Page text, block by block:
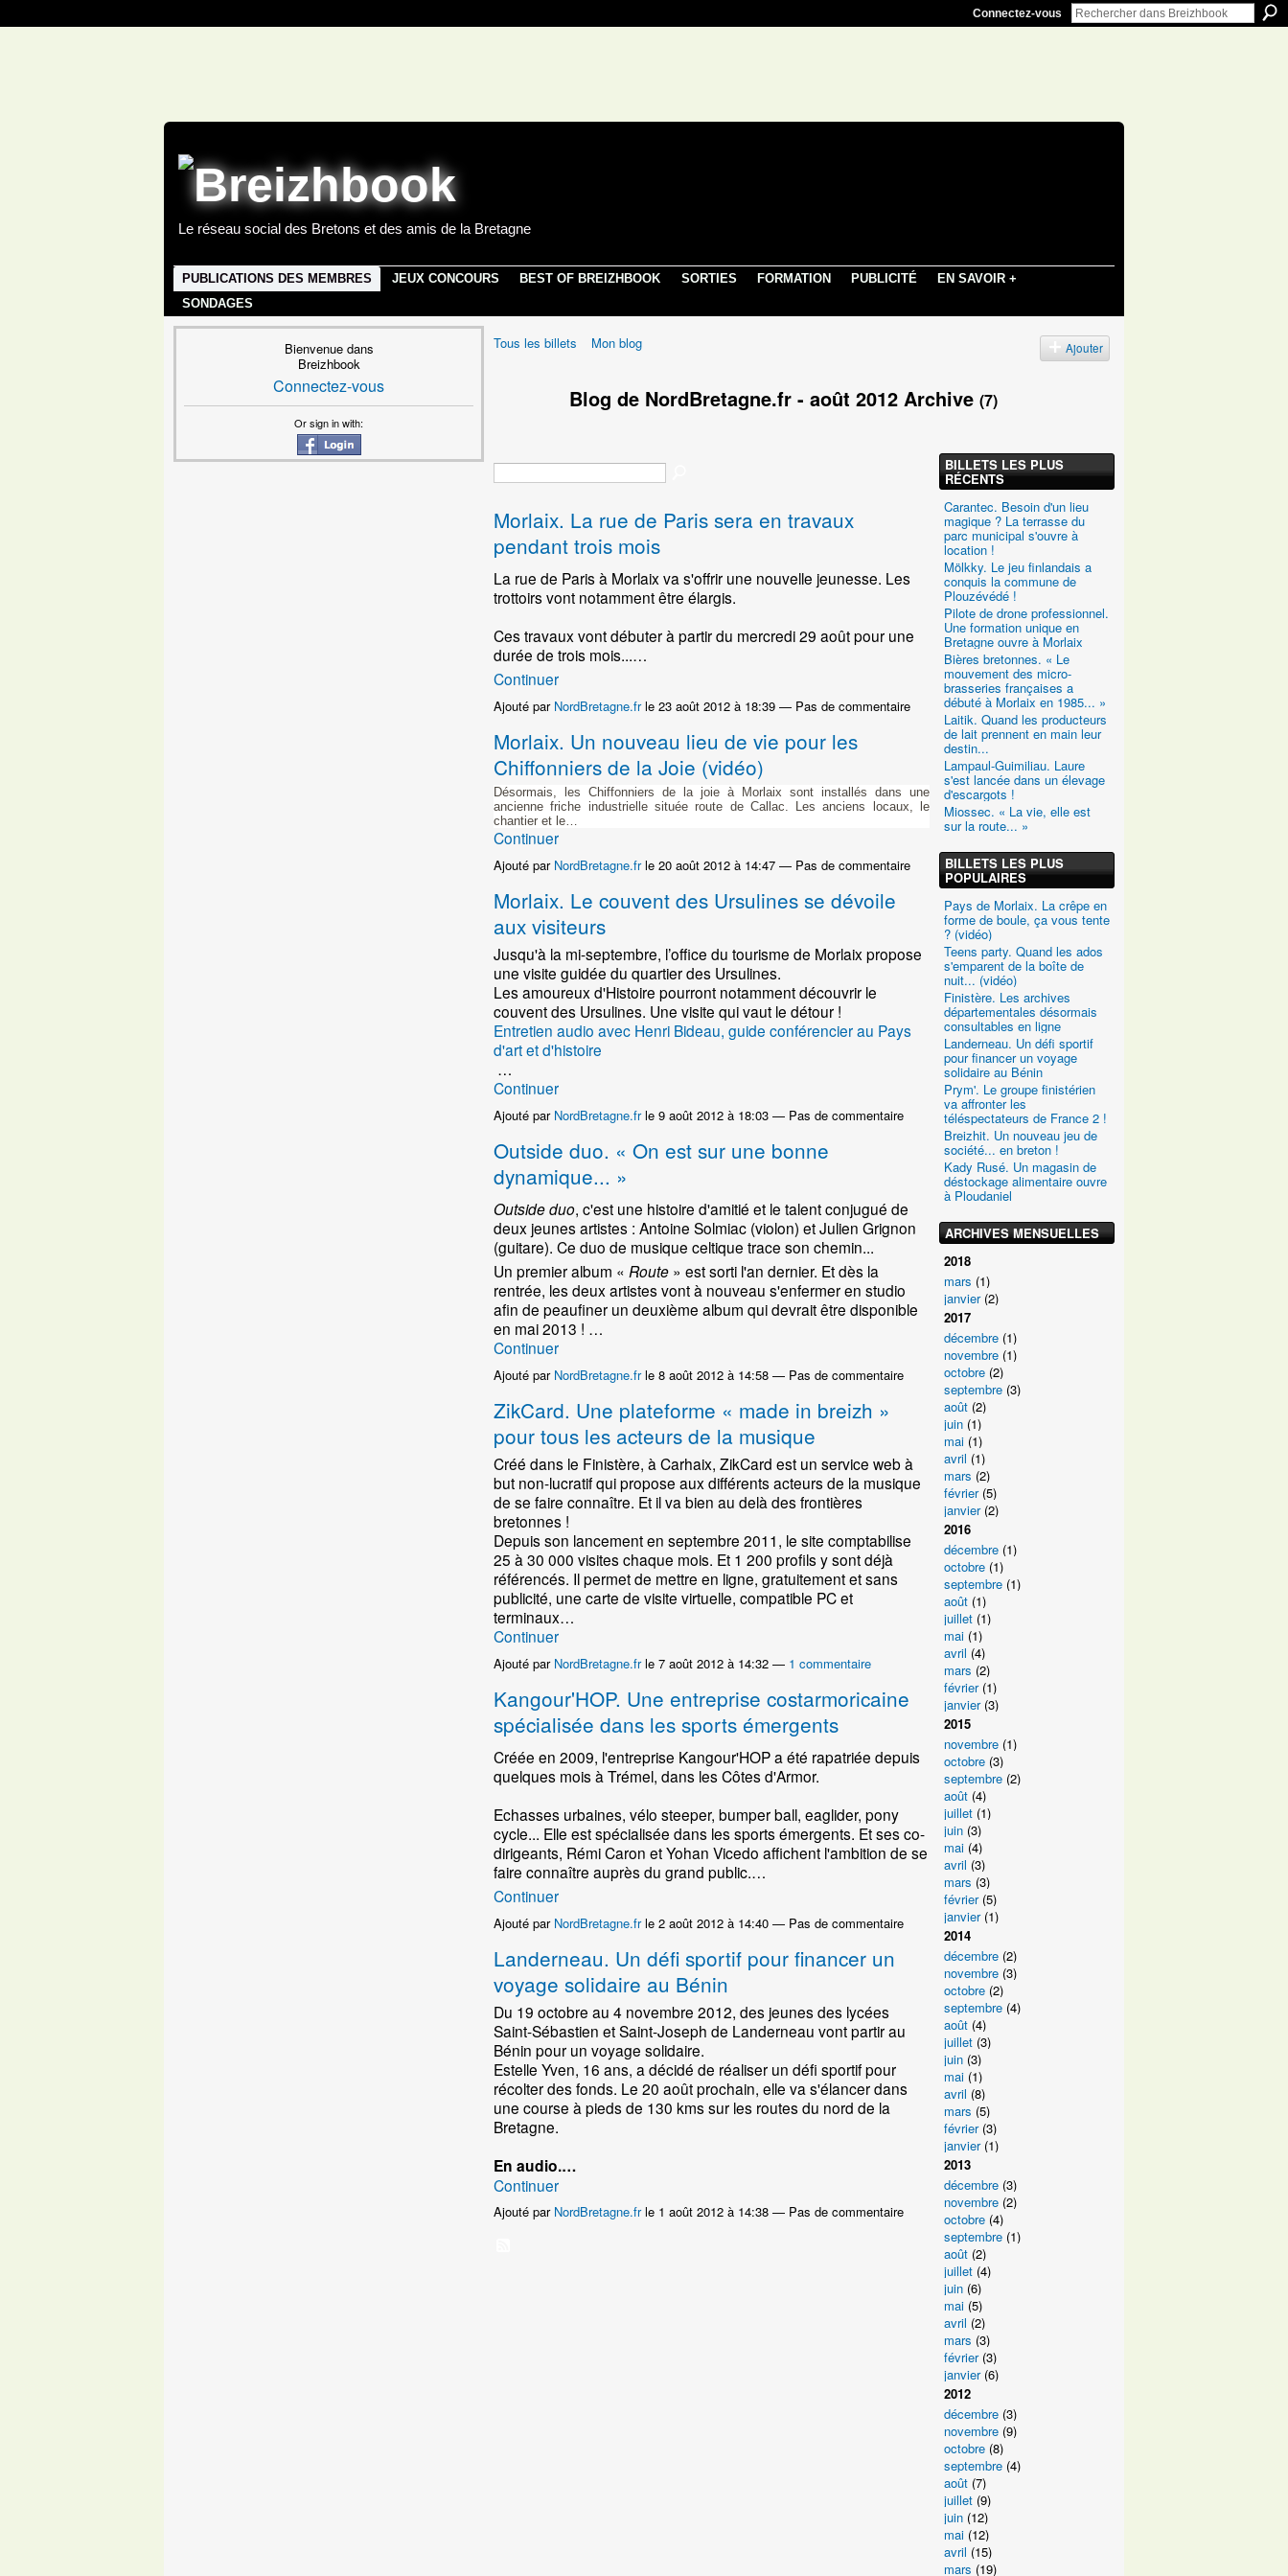
Connectez-vous
Le réseau social des Bretons et des amis de la Bretagne
PUBLICATIONS DES MEMBRES JEUX CONCOURS BEST OF BREIZHBOOK SORTIES FORMATION PUBLICITÉ
EN SAVOIR +
SONDAGES
Bienvenue dans
Breizhbook
Connectez-vous
Or sign in with:
Tous les billets Mon blog Ajouter
Blog de NordBretagne.fr - août 2012 Archive (7)
Morlaix. La rue de Paris sera en travaux
pendant trois mois
La rue de Paris à Morlaix va s'offrir une nouvelle jeunesse. Les
trottoirs vont notamment être élargis.
Ces travaux vont débuter à partir du mercredi 29 août pour une
durée de trois mois...…
Continuer
Ajouté par NordBretagne.frle 23 août 2012 à 18:39 — Pas de commentaire
Morlaix. Un nouveau lieu de vie pour les
Chiffonniers de la Joie (vidéo)
Désormais, les Chiffonniers de la joie à Morlaix sont installés dans une
ancienne friche industrielle située route de Callac. Les anciens locaux, le
chantier et le…
Continuer
Ajouté par NordBretagne.frle 20 août 2012 à 14:47 — Pas de commentaire
Morlaix. Le couvent des Ursulines se dévoile
aux visiteurs
Jusqu'à la mi-septembre, l’office du tourisme de Morlaix propose
une visite guidée du quartier des Ursulines.
Les amoureux d'Histoire pourront notamment découvrir le
couvent des Ursulines. Une visite qui vaut le détour !
Entretien audio avec Henri Bideau, guide conférencier au Pays
d'art et d'histoire
…
Continuer
Ajouté par NordBretagne.frle 9 août 2012 à 18:03 — Pas de commentaire
Outside duo. « On est sur une bonne
dynamique... »
Outside duo, c'est une histoire d'amitié et le talent conjugué de
deux jeunes artistes : Antoine Solmiac (violon) et Julien Grignon
(guitare). Ce duo de musique celtique trace son chemin...
Un premier album « Route » est sorti l'an dernier. Et dès la
rentrée, les deux artistes vont à nouveau s'enfermer en studio
afin de peaufiner un deuxième album qui devrait être disponible
en mai 2013 ! …
Continuer
Ajouté par NordBretagne.frle 8 août 2012 à 14:58 — Pas de commentaire
ZikCard. Une plateforme « made in breizh »
pour tous les acteurs de la musique
Créé dans le Finistère, à Carhaix, ZikCard est un service web à
but non-lucratif qui propose aux différents acteurs de la musique
de se faire connaître. Et il va bien au delà des frontières
bretonnes !
Depuis son lancement en septembre 2011, le site comptabilise
25 à 30 000 visites chaque mois. Et 1 200 profils y sont déjà
référencés. Il permet de mettre en ligne, gratuitement et sans
publicité, une carte de visite virtuelle, compatible PC et
terminaux…
Continuer
Ajouté par NordBretagne.frle 7 août 2012 à 14:32 — 1 commentaire
Kangour'HOP. Une entreprise costarmoricaine
spécialisée dans les sports émergents
Créée en 2009, l'entreprise Kangour'HOP a été rapatriée depuis
quelques mois à Trémel, dans les Côtes d'Armor.
Echasses urbaines, vélo steeper, bumper ball, eaglider, pony
cycle... Elle est spécialisée dans les sports émergents. Et ses co-
dirigeants, Rémi Caron et Yohan Vicedo affichent l'ambition de se
faire connaître auprès du grand public.…
Continuer
Ajouté par NordBretagne.frle 2 août 2012 à 14:40 — Pas de commentaire
Landerneau. Un défi sportif pour financer un
voyage solidaire au Bénin
Du 19 octobre au 4 novembre 2012, des jeunes des lycées
Saint-Sébastien et Saint-Joseph de Landerneau vont partir au
Bénin pour un voyage solidaire.
Estelle Yven, 16 ans, a décidé de réaliser un défi sportif pour
récolter des fonds. Le 20 août prochain, elle va s'élancer dans
une course à pieds de 130 kms sur les routes du nord de la
Bretagne.
En audio.…
Continuer
Ajouté par NordBretagne.frle 1 août 2012 à 14:38 — Pas de commentaire
BILLETS LES PLUS
RÉCENTS
Carantec. Besoin d'un lieu
magique ? La terrasse du
parc municipal s'ouvre à
location !
Mölkky. Le jeu finlandais a
conquis la commune de
Plouzévédé !
Pilote de drone professionnel.
Une formation unique en
Bretagne ouvre à Morlaix
Bières bretonnes. « Le
mouvement des micro-
brasseries françaises a
débuté à Morlaix en 1985... »
Laitik. Quand les producteurs
de lait prennent en main leur
destin...
Lampaul-Guimiliau. Laure
s'est lancée dans un élevage
d'escargots !
Miossec. « La vie, elle est
sur la route... »
BILLETS LES PLUS
POPULAIRES
Pays de Morlaix. La crêpe en
forme de boule, ça vous tente
? (vidéo)
Teens party. Quand les ados
s'emparent de la boîte de
nuit... (vidéo)
Finistère. Les archives
départementales désormais
consultables en ligne
Landerneau. Un défi sportif
pour financer un voyage
solidaire au Bénin
Prym'. Le groupe finistérien
va affronter les
téléspectateurs de France 2 !
Breizhit. Un nouveau jeu de
société... en breton !
Kady Rusé. Un magasin de
déstockage alimentaire ouvre
à Ploudaniel
ARCHIVES MENSUELLES
2018
mars (1)
janvier(2)
2017
décembre (1)
novembre (1)
octobre (2)
septembre (3)
août (2)
juin (1)
mai (1)
avril (1)
mars (2)
février(5)
janvier(2)
2016
décembre (1)
octobre (1)
septembre (1)
août (1)
juillet (1)
mai (1)
avril (4)
mars (2)
février(1)
janvier(3)
2015
novembre (1)
octobre (3)
septembre (2)
août (4)
juillet (1)
juin (3)
mai (4)
avril (3)
mars (3)
février(5)
janvier(1)
2014
décembre (2)
novembre (3)
octobre (2)
septembre (4)
août (4)
juillet (3)
juin (3)
mai (1)
avril (8)
mars (5)
février(3)
janvier(1)
2013
décembre (3)
novembre (2)
octobre (4)
septembre (1)
août (2)
juillet (4)
juin (6)
mai (5)
avril (2)
mars (3)
février(3)
janvier(6)
2012
décembre (3)
novembre (9)
octobre (8)
septembre (4)
août (7)
juillet (9)
juin (12)
mai (12)
avril (15)
mars (19)